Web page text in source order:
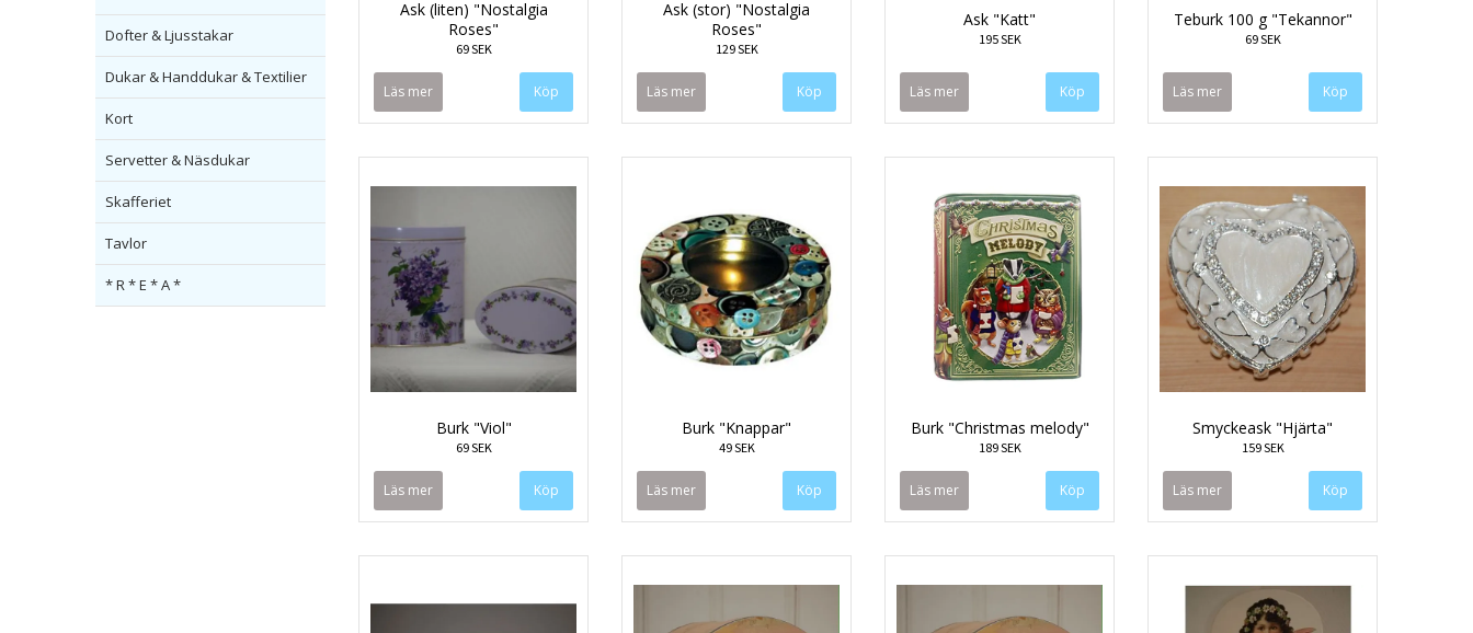
Dofter & Ljusstakar
Dukar & Handdukar & Textilier
Kort
Servetter & Näsdukar
Skafferiet
Tavlor
* R * E * A *
Ask (liten) "Nostalgia
Roses"
69 SEK
Läs mer
Ask (stor) "Nostalgia
Roses"
129 SEK
Läs mer
Ask "Katt"
195 SEK
Läs mer
Teburk 100 g "Tekannor"
69 SEK
Läs mer
Burk "Viol"
69 SEK
Läs mer
Burk "Knappar"
49 SEK
Läs mer
Burk "Christmas melody"
189 SEK
Läs mer
Smyckeask "Hjärta"
159 SEK
Läs mer